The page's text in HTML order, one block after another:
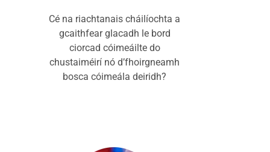
Cé na riachtanais cháilíochta a
gcaithfear glacadh le bord
ciorcad cóimeáilte do
chustaiméirí nó d’fhoirgneamh
bosca cóimeála deiridh?